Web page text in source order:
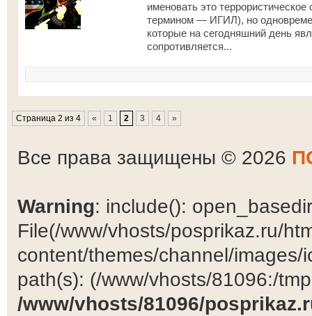
именовать это
термином — ИГИЛ), но
которые на сегодняшний день
сопротивляется...
Страница 2 из 4 « 1 2 3 4 »
Все права защищены © 2026
Warning: include():
File(/www/vhosts/posprikaz.ru/
content/themes/channel/
path(s): (/www/vhosts/81096:/
/www/vhosts/81096/